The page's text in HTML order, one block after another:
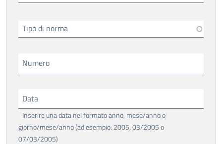
Tipo di norma
Numero
Data
Inserire una data nel formato anno, mese/anno o
giorno/mese/anno (ad esempio: 2005, 03/2005 o
07/03/2005)